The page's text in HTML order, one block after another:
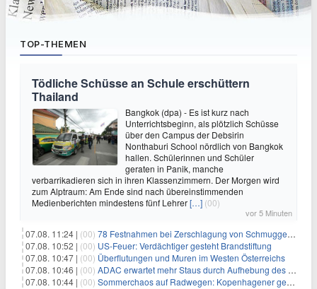
TOP-THEMEN
Tödliche Schüsse an Schule erschüttern
Thailand
Bangkok (dpa) - Es ist kurz nach
Unterrichtsbeginn, als plötzlich Schüsse
über den Campus der Debsirin
Nonthaburi School nördlich von Bangkok
hallen. Schülerinnen und Schüler
geraten in Panik, manche
verbarrikadieren sich in ihren Klassenzimmern. Der Morgen wird
zum Alptraum: Am Ende sind nach übereinstimmenden
Medienberichten mindestens fünf Lehrer[…] (00)
vor 5 Minuten
07.08. 11:24 | (00) 78 Festnahmen bei Zerschlagung von Schmuggelnetzwerk in Spanien
07.08. 10:52 | (00) US-Feuer: Verdächtiger gesteht Brandstiftung
07.08. 10:47 | (00) Überflutungen und Muren im Westen Österreichs
07.08. 10:46 | (00) ADAC erwartet mehr Staus durch Aufhebung des Lkw-Fahrverbots
07.08. 10:44 | (00) Sommerchaos auf Radwegen: Kopenhagener genervt von Touristen